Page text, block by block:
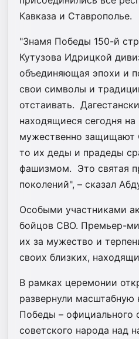
Кавказа и Ставрополье.
"Знамя Победы 150-й
Кутузова Идрицкой
объединяющая эпохи и
свои символы и
отстаивать.
находящиеся сегодня на
мужественно защищают
то их деды и прадеды
фашизмом. Это святая
поколений", – сказал
Особыми участниками
бойцов СВО. Премьер-
их за мужество и
своих близких,
В рамках церемонии
развернули
Победы – официального
советского народа над